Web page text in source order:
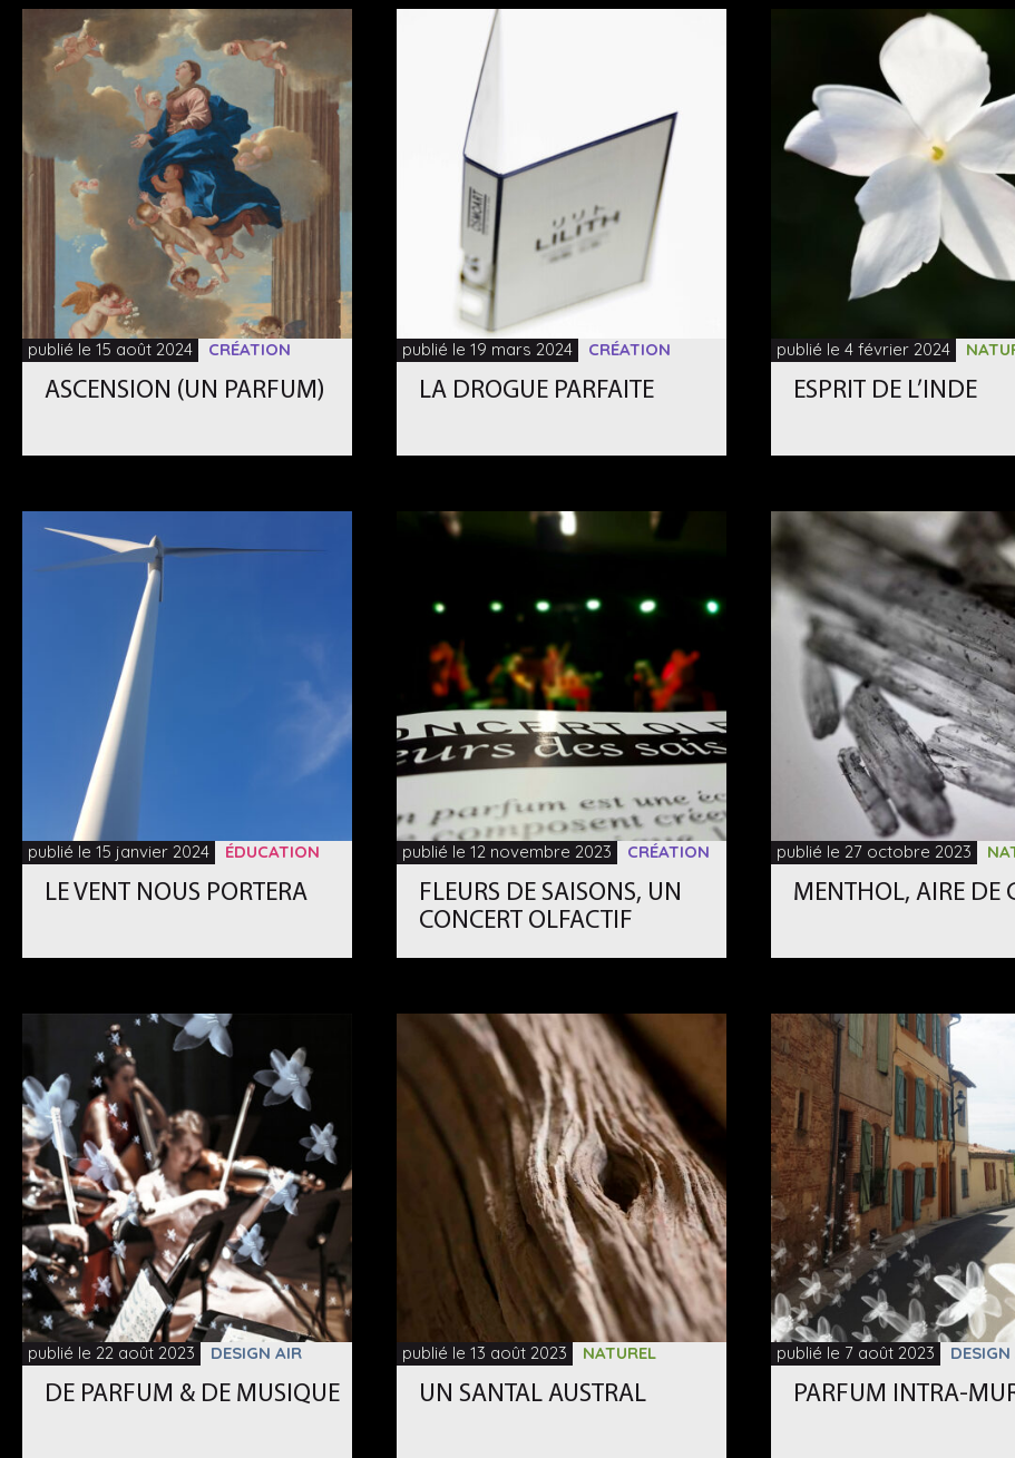
publié le 15 août 2024 CRÉATION
ASCENSION (UN PARFUM)
publié le 19 mars 2024 CRÉATION
LA DROGUE PARFAITE
publié le 4 février 2024
ESPRIT DE L’INDE
publié le 15 janvier 2024 ÉDUCATION
LE VENT NOUS PORTERA
publié le 12 novembre 2023 CRÉATION
FLEURS DE SAISONS, UN
CONCERT OLFACTIF
publié le 27 octobre 2023
MENTHOL, AIRE DE
publié le 22 août 2023 DESIGN AIR
DE PARFUM & DE MUSIQUE
publié le 13 août 2023 NATUREL
UN SANTAL AUSTRAL
publié le 7 août 2023
PARFUM INTRA-